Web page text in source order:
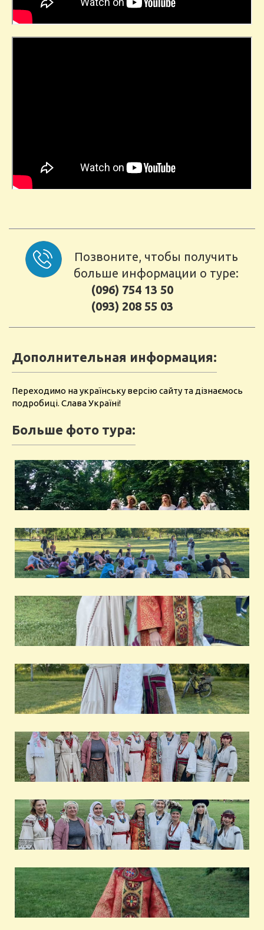
Позвоните, чтобы получить
больше информации о туре:
(096) 754 13 50
(093) 208 55 03
Дополнительная информация:
Переходимо на українську версію сайту та дізнаємось
подробиці. Слава Україні!
Больше фото тура: